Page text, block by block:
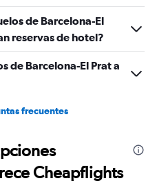
de Barcelona-El
reservas de hotel?
de Barcelona-El Prat a
frecuentes
Cheapflights